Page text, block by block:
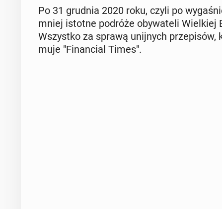
Po 31 grudnia 2020 roku, czyli po
mniej istotne podróże oby­wa­te­li Wiel­kiej
Wszyst­ko za sprawą unij­nych
mu­je "Fi­nan­cial Times".